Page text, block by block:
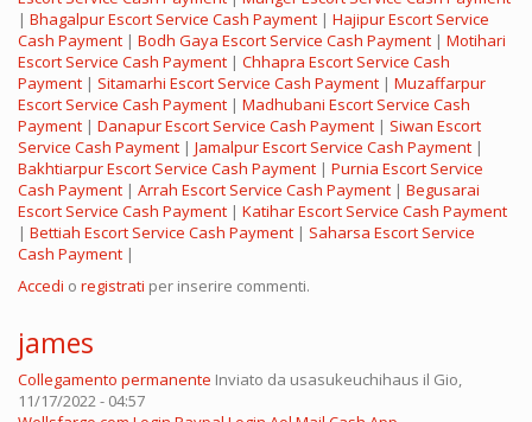
| Bhagalpur Escort Service Cash Payment | Hajipur Escort Service
Cash Payment | Bodh Gaya Escort Service Cash Payment | Motihari
Escort Service Cash Payment | Chhapra Escort Service Cash
Payment | Sitamarhi Escort Service Cash Payment | Muzaffarpur
Escort Service Cash Payment | Madhubani Escort Service Cash
Payment | Danapur Escort Service Cash Payment | Siwan Escort
Service Cash Payment | Jamalpur Escort Service Cash Payment |
Bakhtiarpur Escort Service Cash Payment | Purnia Escort Service
Cash Payment | Arrah Escort Service Cash Payment | Begusarai
Escort Service Cash Payment | Katihar Escort Service Cash Payment
| Bettiah Escort Service Cash Payment | Saharsa Escort Service
Cash Payment |
Accedi o registrati per inserire commenti.
james
Collegamento permanente Inviato da usasukeuchihaus il Gio,
11/17/2022 - 04:57